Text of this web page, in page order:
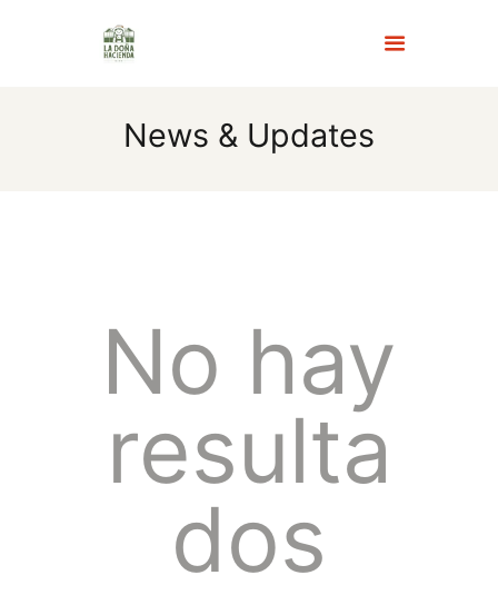
News & Updates
RESERVAS
GALERÍA
TURISMO Y NOVEDADES
CONTÁCTANOS
DENUNCIA
No hay
resulta
dos